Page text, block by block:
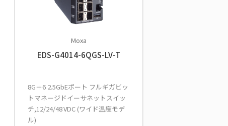
Moxa
EDS-G4014-6QGS-LV-T
8G＋6 2.5GbEポート フルギガビッ
トマネージドイーサネットスイッ
チ,12/24/48 VDC (ワイド温度モデ
ル)